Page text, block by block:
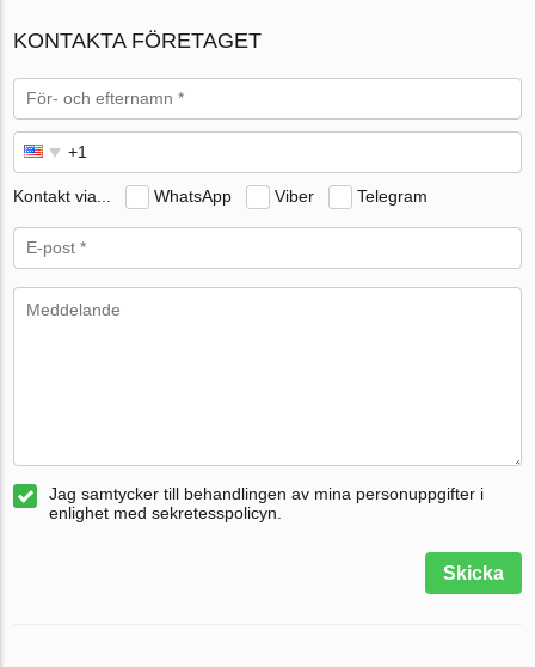
KONTAKTA FÖRETAGET
Kontakt via... WhatsApp Viber Telegram
Jag samtycker till behandlingen av mina personuppgifter i
enlighet med sekretesspolicyn.
Skicka